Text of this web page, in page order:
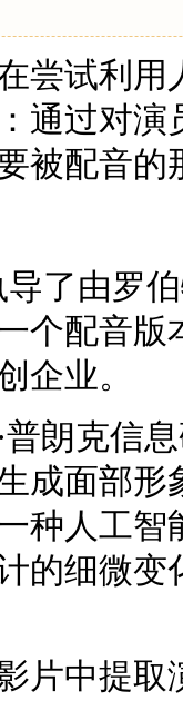
尝试利
通过对
被配音的
导了由罗
个配音
企业。
朗克信
成面部
种人工
的细微
片中提